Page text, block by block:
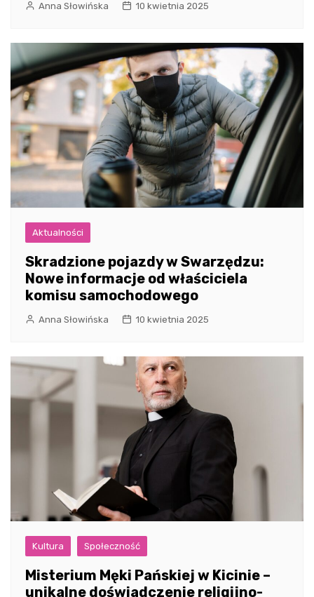
Anna Słowińska 10 kwietnia 2025
Aktualności
Skradzione pojazdy w Swarzędzu:
Nowe informacje od właściciela
komisu samochodowego
Anna Słowińska 10 kwietnia 2025
Kultura Społeczność
Misterium Męki Pańskiej w Kicinie –
unikalne doświadczenie religijno-